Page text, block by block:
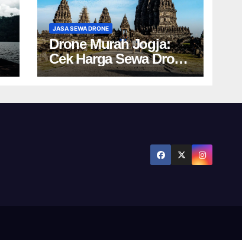
JASA SEWA DRONE
Drone Murah Jogja:
Cek Harga Sewa Drone
Yogyakarta Terbaru!